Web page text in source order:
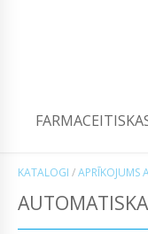
KATALOGI /APRĪKOJUMS